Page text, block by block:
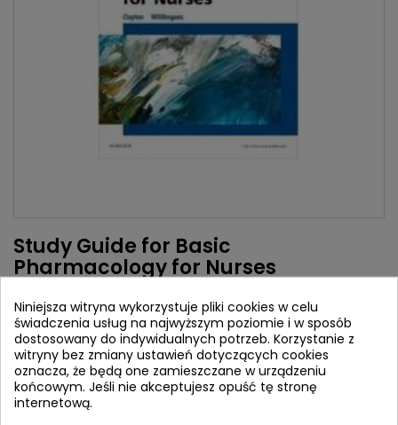
Study Guide for Basic
Pharmacology for Nurses
Bruce D. Clayton
Wydawca: Mosby
ISBN:9780323396110
141,07 zł 119,91 zł
Niniejsza witryna wykorzystuje pliki cookies w celu
świadczenia usług na najwyższym poziomie i w sposób
dostosowany do indywidualnych potrzeb. Korzystanie z
witryny bez zmiany ustawień dotyczących cookies
oznacza, że będą one zamieszczane w urządzeniu
końcowym. Jeśli nie akceptujesz opuść tę stronę
internetową.